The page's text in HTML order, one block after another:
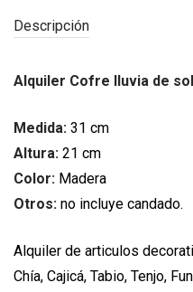
Descripción
Alquiler Cofre lluvia de
Medida: 31 cm
Altura: 21 cm
Color: Madera
Otros: no incluye candado.
Alquiler de articulos
Chía, Cajicá, Tabio, Tenjo,